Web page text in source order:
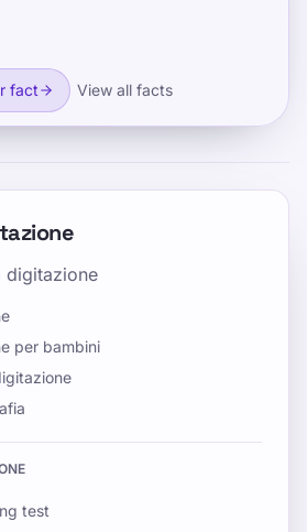
fact View all facts
digitazione
per bambini
test